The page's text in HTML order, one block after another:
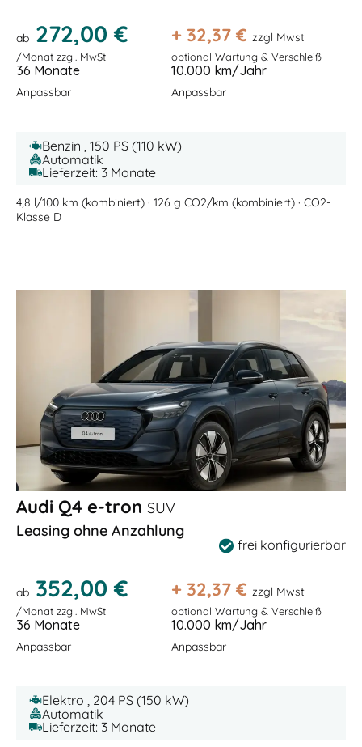
ab 272,00 €
/Monat zzgl. MwSt
+ 32,37€ zzgl Mwst
optional Wartung & Verschleiß
36 Monate
Anpassbar
10.000 km/Jahr
Anpassbar
Benzin , 150 PS (110 kW)
Automatik
Lieferzeit: 3 Monate
4,8 l/100 km (kombiniert) · 126 g CO2/km (kombiniert) · CO2-
Klasse D
Audi Q4 e-tron SUV
Leasing ohne Anzahlung
frei konfigurierbar
ab 352,00 €
/Monat zzgl. MwSt
+ 32,37€ zzgl Mwst
optional Wartung & Verschleiß
36 Monate
Anpassbar
10.000 km/Jahr
Anpassbar
Elektro , 204 PS (150 kW)
Automatik
Lieferzeit: 3 Monate